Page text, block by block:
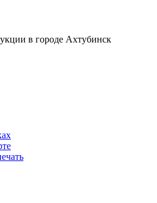
в городе Ахтубинск